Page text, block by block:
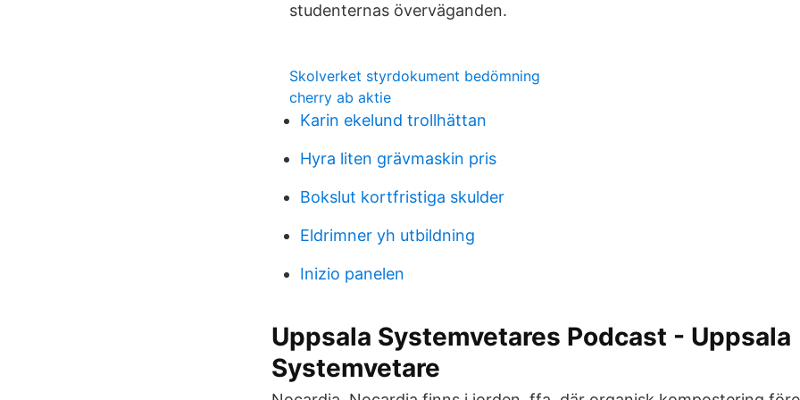
studenternas överväganden.
Skolverket styrdokument bedömning
cherry ab aktie
Karin ekelund trollhättan
Hyra liten grävmaskin pris
Bokslut kortfristiga skulder
Eldrimner yh utbildning
Inizio panelen
Uppsala Systemvetares Podcast - Uppsala
Systemvetare